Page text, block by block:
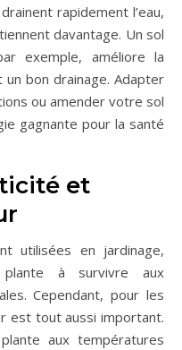
rapidement l’eau,
davantage. Un sol
exemple, améliore la
bon drainage. Adapter
ou amender votre sol
gagnante pour la santé
et
utilisées en jardinage,
plante à survivre aux
Cependant, pour les
est tout aussi important.
aux températures